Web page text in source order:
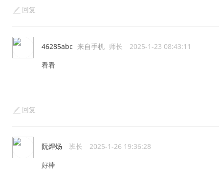
回复
46285abc 来自手机 师长 2025-1-23 08:43:11
看看
回复
阮焊炀 班长 2025-1-26 19:36:28
好棒